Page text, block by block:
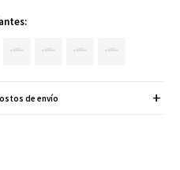
de envío